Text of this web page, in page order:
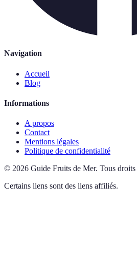
Navigation
Accueil
Blog
Informations
A propos
Contact
Mentions légales
Politique de confidentialité
© 2026 Guide Fruits de Mer. Tous droits
Certains liens sont des liens affiliés.